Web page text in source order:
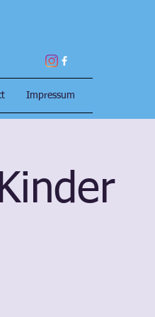
Impressum